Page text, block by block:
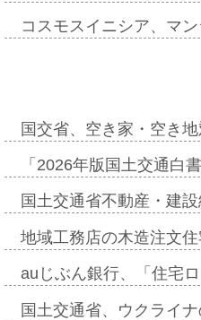
コスモスイニシア、マ
国交省、空き家・空き
「2026年版国土交通
国土交通省不動産・建
地域工務店の木造注文
auじぶん銀行、「住宅
国土交通省、ウクライ